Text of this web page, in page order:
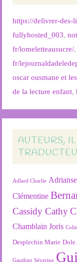
https://delivrer-des-
fullyhosted_003,
fr/lomeletteausucre/
fr/
oscar ousmane et
de la lecture enfant,
AUTEURS,
Adlard Charlie
Clémentine
Cassidy Cathy
Chamblain Joris
Desplechin Marie Dole
Gauthier Séverine